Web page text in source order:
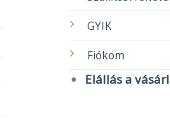
GYIK
Fiókom
Elállás a